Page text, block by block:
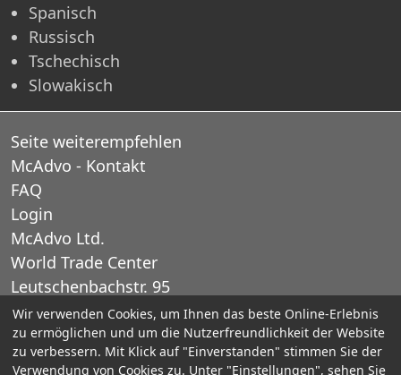
Spanisch
Russisch
Tschechisch
Slowakisch
Seite weiterempfehlen
McAdvo - Kontakt
FAQ
Login
McAdvo Ltd.
World Trade Center
Leutschenbachstr. 95
CH-8050 Zurich
Schweiz
Wir verwenden Cookies, um Ihnen das beste Online-Erlebnis
zu ermöglichen und um die Nutzerfreundlichkeit der Website
zu verbessern. Mit Klick auf "Einverstanden" stimmen Sie der
Verwendung von Cookies zu. Unter "Einstellungen", sehen Sie